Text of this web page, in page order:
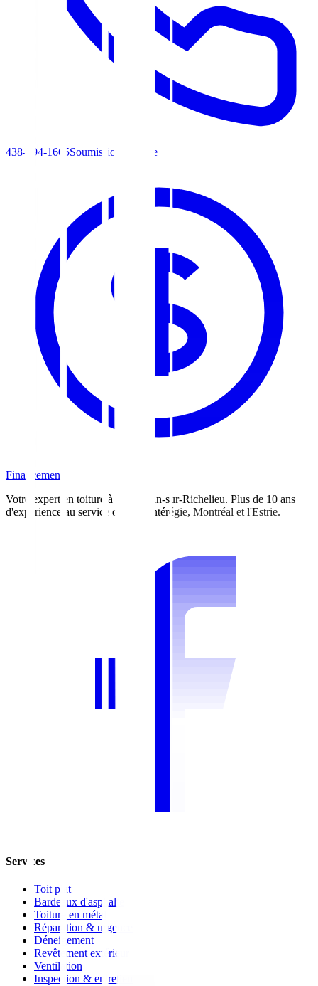
438-494-1665Soumission gratuite
Financement
Votre expert en toiture à Saint-Jean-sur-Richelieu. Plus de 10 ans
d'expérience au service de la Montérégie, Montréal et l'Estrie.
Services
Toit plat
Bardeaux d'asphalte
Toiture en métal
Réparation & urgence
Déneigement
Revêtement extérieur
Ventilation
Inspection & entretien